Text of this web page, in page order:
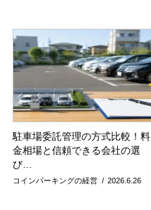
駐車場委託管理の方式比較！料
金相場と信頼できる会社の選
び…
2026.6.26
コインパーキングの経営